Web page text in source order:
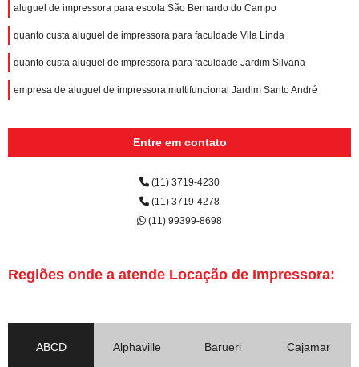
aluguel de impressora para escola São Bernardo do Campo
quanto custa aluguel de impressora para faculdade Vila Linda
quanto custa aluguel de impressora para faculdade Jardim Silvana
empresa de aluguel de impressora multifuncional Jardim Santo André
Entre em contato
(11) 3719-4230
(11) 3719-4278
(11) 99399-8698
Regiões onde a atende Locação de Impressora:
ABCD Alphaville Barueri Cajamar